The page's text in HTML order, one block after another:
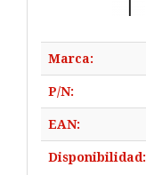
Marca:
P/N:
EAN:
Disponibilidad: